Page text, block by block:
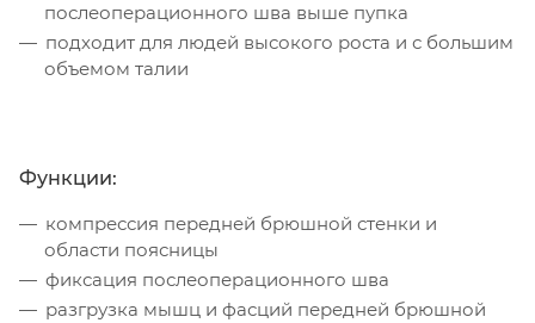
послеоперационного шва выше пупка
подходит для людей высокого роста и с большим
объемом талии
Функции:
компрессия передней брюшной стенки и
области поясницы
фиксация послеоперационного шва
разгрузка мышц и фасций передней брюшной